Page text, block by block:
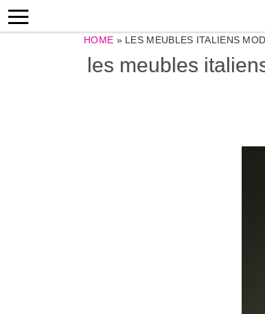
HOME » LES MEUBLES ITALIENS
les meubles